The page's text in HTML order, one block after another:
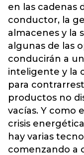
en las cadenas
conductor, la
almacenes y la
algunas de las
conducirán a
inteligente y la
para
productos no
vacías. Y como
crisis
hay varias
comenzando a